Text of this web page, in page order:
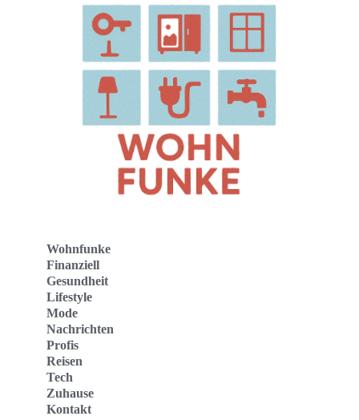
Wohnfunke
Finanziell
Gesundheit
Lifestyle
Mode
Nachrichten
Profis
Reisen
Tech
Zuhause
Kontakt